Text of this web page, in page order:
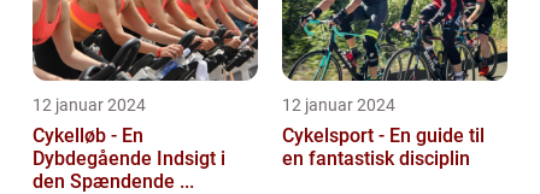
12 januar 2024
Cykelløb - En
Dybdegående Indsigt i
den Spændende ...
12 januar 2024
Cykelsport - En guide til
en fantastisk disciplin